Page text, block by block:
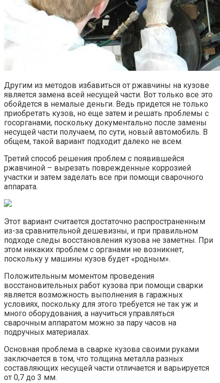
Другим из методов избавиться от ржавчины на кузове
является замена всей несущей части. Вот только все это
обойдется в немалые деньги. Ведь придется не только
приобретать кузов, но еще затем и решать проблемы с
госорганами, поскольку документально после замены
несущей части получаем, по сути, новый автомобиль. В
общем, такой вариант подходит далеко не всем.
Третий способ решения проблем с появившейся
ржавчиной – вырезать поврежденные коррозией
участки и затем заделать все при помощи сварочного
аппарата.
Этот вариант считается достаточно распространенным
из-за сравнительной дешевизны, и при правильном
подходе следы восстановления кузова не заметны. При
этом никаких проблем с органами не возникнет,
поскольку у машины кузов будет «родным».
Положительным моментом проведения
восстановительных работ кузова при помощи сварки
является возможность выполнения в гаражных
условиях, поскольку для этого требуется не так уж и
много оборудования, а научиться управляться
сварочным аппаратом можно за пару часов на
подручных материалах.
Основная проблема в сварке кузова своими руками
заключается в том, что толщина металла разных
составляющих несущей части отличается и варьируется
от 0,7 до 3 мм.